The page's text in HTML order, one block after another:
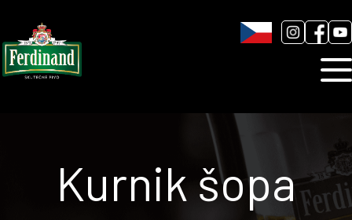
Blog
Kurnik šopa